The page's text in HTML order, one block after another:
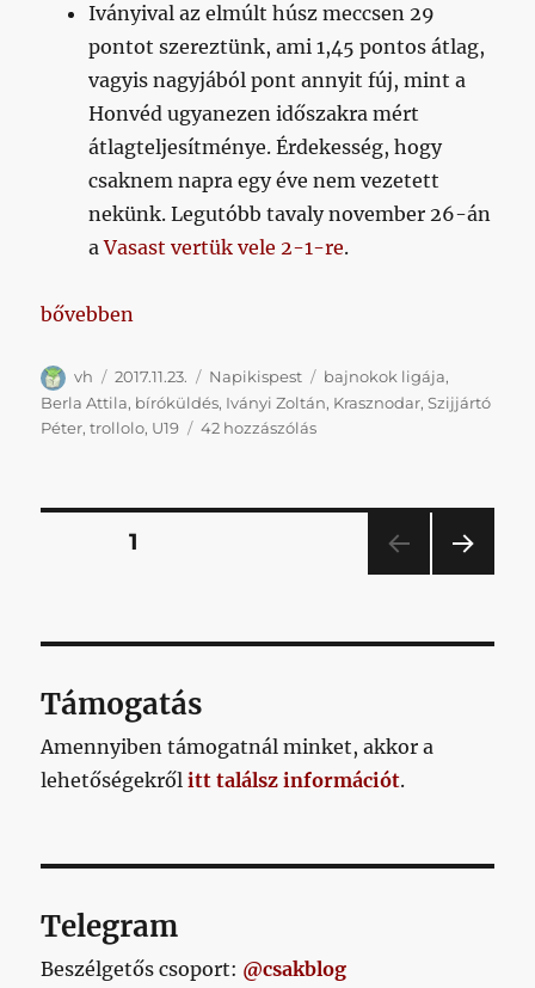
Iványival az elmúlt húsz meccsen 29
pontot szereztünk, ami 1,45 pontos átlag,
vagyis nagyjából pont annyit fúj, mint a
Honvéd ugyanezen időszakra mért
átlagteljesítménye. Érdekesség, hogy
csaknem napra egy éve nem vezetett
nekünk. Legutóbb tavaly november 26-án
aVasast vertük vele 2-1-re.
„Napikispest 2017.11.23.”
bővebben
Szerző
vh Közzétéve
2017.11.23. Kategória
Napikispest Címke
bajnokok ligája,
Berla Attila, bíróküldés, Iványi Zoltán, Krasznodar,Szijjártó
Péter,trollolo, U19 42 hozzászólásNapikispest
Bejegyzések
OLDAL1
OLD
Támogatás
Amennyiben támogatnál minket, akkor a
lehetőségekrőlitt találsz információt.
Telegram
Beszélgetős csoport: @csakblog